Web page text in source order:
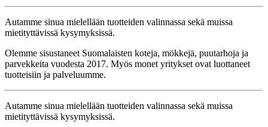
Autamme sinua mielellään tuotteiden valinnassa sekä muissa
mietityttävissä kysymyksissä.
Olemme sisustaneet Suomalaisten koteja, mökkejä, puutarhoja ja
parvekkeita vuodesta 2017. Myös monet yritykset ovat luottaneet
tuotteisiin ja palveluumme.
Autamme sinua mielellään tuotteiden valinnassa sekä muissa
mietityttävissä kysymyksissä.